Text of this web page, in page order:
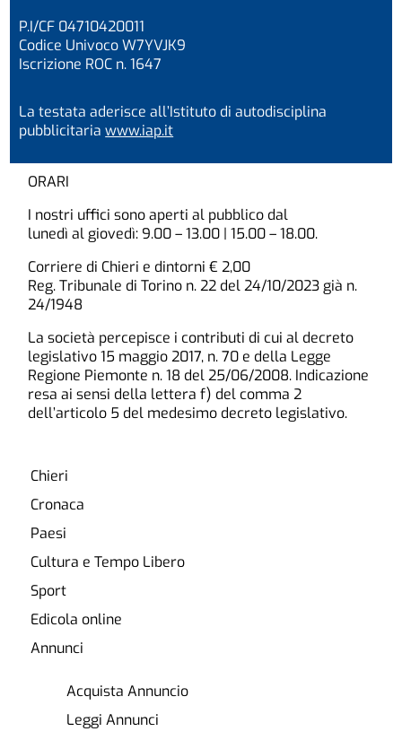
P.I/CF 04710420011
Codice Univoco W7YVJK9
Iscrizione ROC n. 1647
La testata aderisce all’Istituto di autodisciplina
pubblicitariawww.iap.it
ORARI
I nostri uffici sono aperti al pubblico dal
lunedì al giovedì: 9.00 – 13.00 | 15.00 – 18.00.
Corriere di Chieri e dintorni € 2,00
Reg. Tribunale di Torino n. 22 del 24/10/2023 già n.
24/1948
La società percepisce i contributi di cui al decreto
legislativo 15 maggio 2017, n. 70 e della Legge
Regione Piemonte n. 18 del 25/06/2008. Indicazione
resa ai sensi della lettera f) del comma 2
dell’articolo 5 del medesimo decreto legislativo.
Chieri
Cronaca
Paesi
Cultura e Tempo Libero
Sport
Edicola online
Annunci
Acquista Annuncio
Leggi Annunci